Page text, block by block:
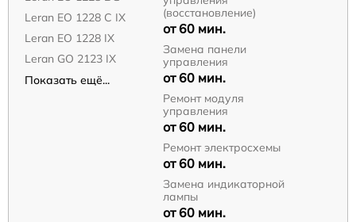
Leran EO 1228 C IX
Leran EO 1228 IX
Leran GO 2123 IX
Показать ещё...
(восстановление)
от 60 мин.
Замена панели
управления
от 60 мин.
Ремонт модуля
управления
от 60 мин.
Ремонт электросхемы
от 60 мин.
Замена индикаторной
лампы
от 60 мин.